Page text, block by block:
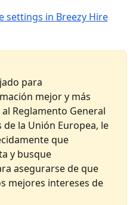
para
mejor y más
Reglamento General
la Unión Europea, le
que
y busque
asegurarse de que
mejores intereses de